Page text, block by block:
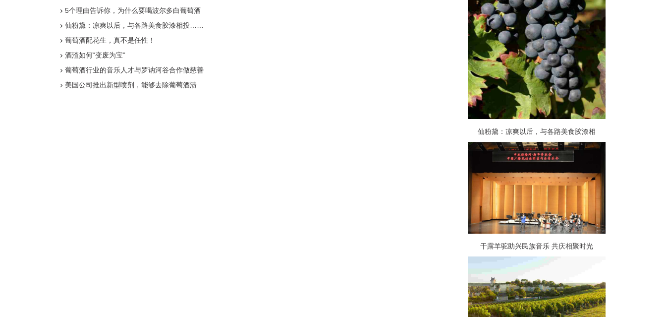
5个理由告诉你，为什么要喝波尔多白葡萄酒
仙粉黛：凉爽以后，与各路美食胶漆相投……
葡萄酒配花生，真不是任性！
酒渣如何“变废为宝”
葡萄酒行业的音乐人才与罗讷河谷合作做慈善
美国公司推出新型喷剂，能够去除葡萄酒渍
仙粉黛：凉爽以后，与各路美食胶漆相
投……
干露羊驼助兴民族音乐 共庆相聚时光